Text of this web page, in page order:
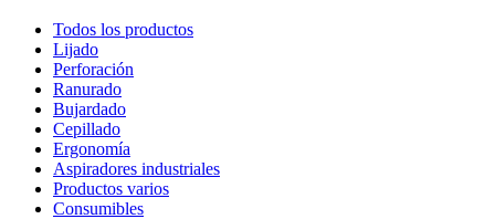
Todos los productos
Lijado
Perforación
Ranurado
Bujardado
Cepillado
Ergonomía
Aspiradores industriales
Productos varios
Consumibles